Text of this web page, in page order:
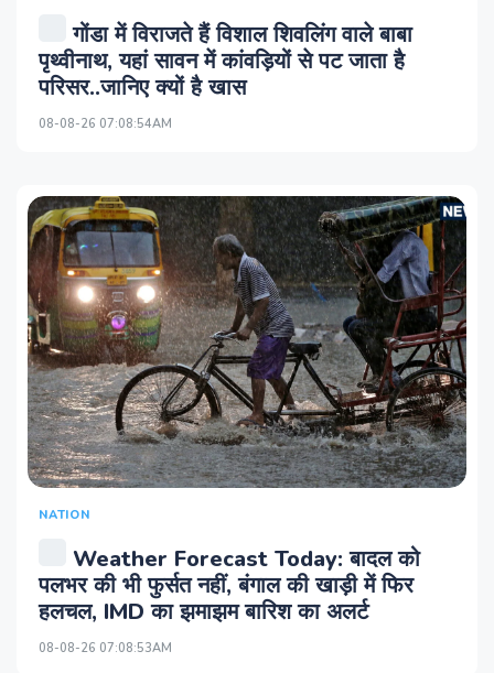
गोंडा में विराजते हैं विशाल शिवलिंग वाले बाबा
पृथ्वीनाथ, यहां सावन में कांवड़ियों से पट जाता है
परिसर..जानिए क्यों है खास
08-08-26 07:08:54AM
NATION
Weather Forecast Today: बादल को
पलभर की भी फुर्सत नहीं, बंगाल की खाड़ी में फिर
हलचल, IMD का झमाझम बारिश का अलर्ट
08-08-26 07:08:53AM